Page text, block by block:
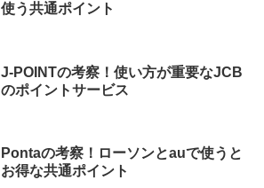
使う共通ポイント
J-POINTの考察！使い方が重要なJCB
のポイントサービス
Pontaの考察！ローソンとauで使うと
お得な共通ポイント